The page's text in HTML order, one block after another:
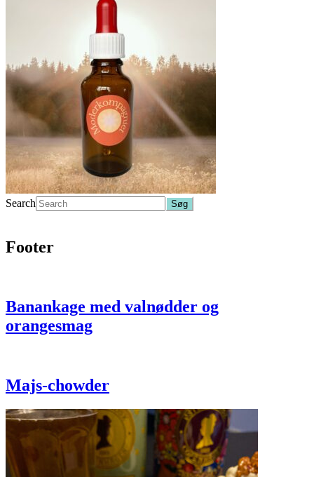
Search
Footer
Banankage med valnødder og
orangesmag
Majs-chowder